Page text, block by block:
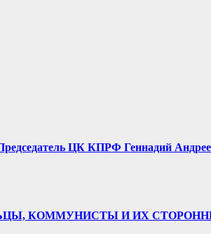
ЦК КПРФ Геннадий
КОММУНИСТЫ И ИХ